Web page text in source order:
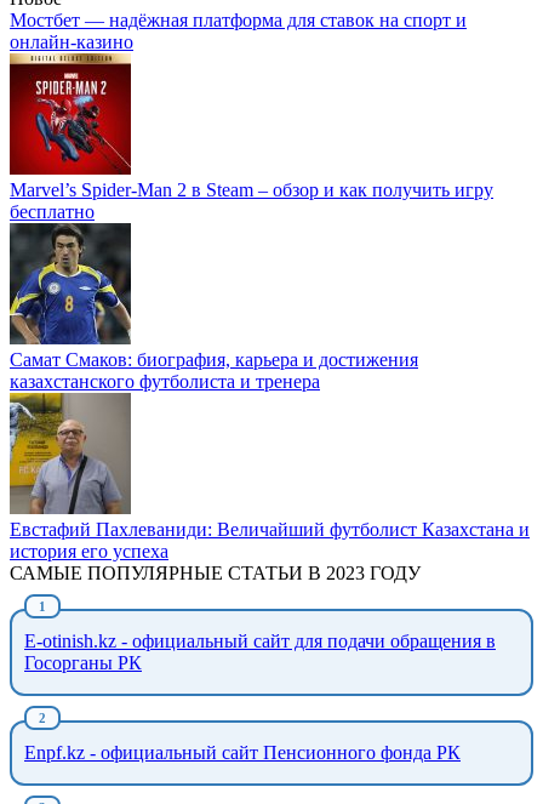
Мостбет — надёжная платформа для ставок на спорт и
онлайн-казино
Marvel’s Spider-Man 2 в Steam – обзор и как получить игру
бесплатно
Самат Смаков: биография, карьера и достижения
казахстанского футболиста и тренера
Евстафий Пахлеваниди: Величайший футболист Казахстана и
история его успеха
САМЫЕ ПОПУЛЯРНЫЕ СТАТЬИ В 2023 ГОДУ
E-otinish.kz - официальный сайт для подачи обращения в
Госорганы РК
Enpf.kz - официальный сайт Пенсионного фонда РК